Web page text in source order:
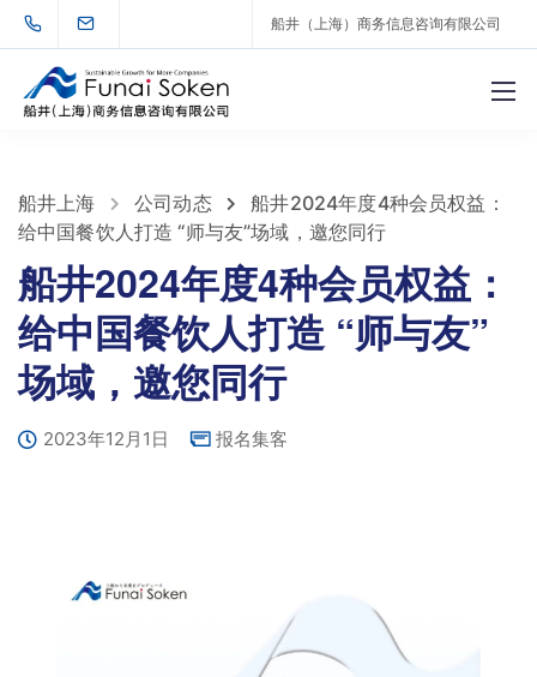
船井（上海）商务信息咨询有限公司
船井上海 公司动态
船井2024年度4种会员权益：
给中国餐饮人打造 “师与友”场域，邀您同行
船井2024年度4种会员权益：
给中国餐饮人打造 “师与友”
场域，邀您同行
2023年12月1日 报名集客